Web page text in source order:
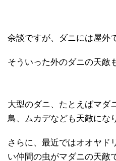
余談ですが、ダニには屋外
そういった外のダニの天敵
大型のダニ、たとえばマダ
鳥、ムカデなども天敵にな
さらに、最近ではオオヤド
い仲間の虫がマダニの天敵